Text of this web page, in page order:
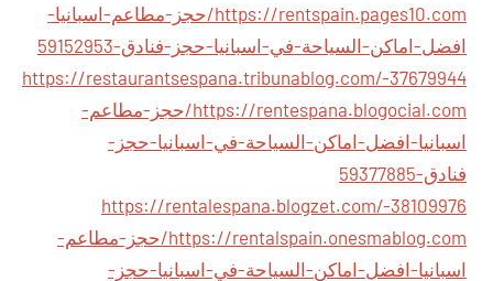
https://rentspain.pages10.com/حجز-مطاعم-اسبانيا-
افضل-اماكن-السياحة-في-اسبانيا-حجز-فنادق-59152953
https://restaurantsespana.tribunablog.com/-37679944
https://rentespana.blogocial.com/حجز-مطاعم-
اسبانيا-افضل-اماكن-السياحة-في-اسبانيا-حجز-
فنادق-59377885
https://rentalespana.blogzet.com/-38109976
https://rentalspain.onesmablog.com/حجز-مطاعم-
اسبانيا-افضل-اماكن-السياحة-في-اسبانيا-حجز-